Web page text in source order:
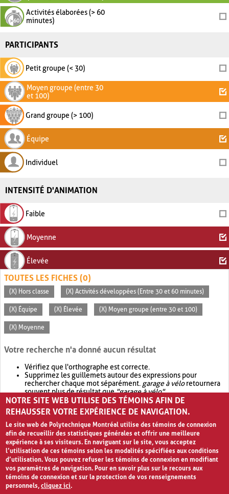
Activités élaborées (> 60
minutes)
PARTICIPANTS
Petit groupe (< 30)
Moyen groupe (entre 30
et 100)
Grand groupe (> 100)
Équipe
Individuel
INTENSITÉ D'ANIMATION
Faible
Moyenne
Élevée
TOUTES LES FICHES (0)
(X) Hors classe (X) Activités développées (Entre 30 et 60 minutes)
(X) Équipe (X) Élevée (X) Moyen groupe (entre 30 et 100)
(X) Moyenne
Votre recherche n'a donné aucun résultat
Vérifiez que l'orthographe est correcte.
Supprimez les guillemets autour des expressions pour
rechercher chaque mot séparément. garage à véloretournera
souvent plus de résultat que"garage à vélo".
Envisagez d'élargir votre recherche avec OR.garage OR vélo
retournera souvent plus de résultat quegarage à vélo
NOTRE SITE WEB UTILISE DES TÉMOINS AFIN DE
REHAUSSER VOTRE EXPÉRIENCE DE NAVIGATION.
Le site web de Polytechnique Montréal utilise des témoins de connexion
afin de recueillir des statistiques générales et offrir une meilleure
expérience à ses visiteurs. En naviguant sur le site, vous acceptez
l’utilisation de ces témoins selon les modalités spécifiées aux conditions
d’utilisation. Vous pouvez refuser les témoins de connexion en modifiant
vos paramètres de navigation. Pour en savoir plus sur le recours aux
témoins de connexion et sur la protection de vos renseignements
personnels,cliquez ici.